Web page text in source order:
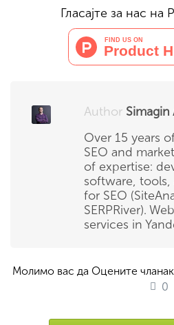
Гласајте за нас
Author Simagin
Over 15 years
SEO and
of expertise:
software,
for SEO
SERPRiver).
services in
Молимо вас да Оцените чланак
0